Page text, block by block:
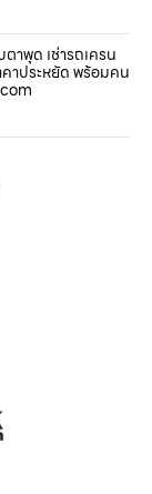
าพุด เช่ารถเครน
าประหยัด พร้อมคน